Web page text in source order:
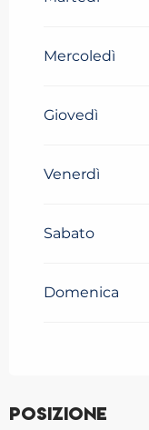
Mercoledì
Giovedì
Venerdì
Sabato
Domenica
Posizione